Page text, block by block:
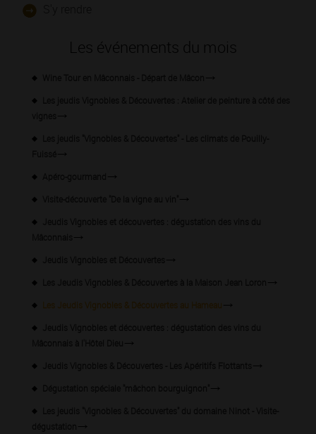
Les événements du mois
Les Jeudis Vignobles & Découvertes au Hameau